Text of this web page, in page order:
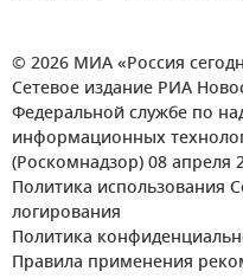
© 2026 МИА «Россия
Сетевое издание РИА
Федеральной службе по
информационных
(Роскомнадзор) 08 апреля
Политика использования
логирования
Политика
Правила применения